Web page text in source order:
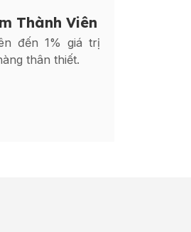
Thành Viên
đến 1% giá trị
thân thiết.